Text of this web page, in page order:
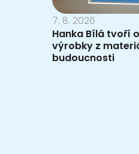
7. 8. 2026
Hanka Bílá tvoří
výrobky z
budoucnosti